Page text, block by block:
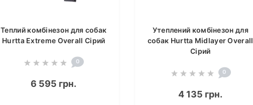
Теплий комбінезон для собак
Hurtta Extreme Overall Сірий
0
6 595 грн.
Утеплений комбінезон для
собак Hurtta Midlayer Overall
Сірий
0
4 135 грн.